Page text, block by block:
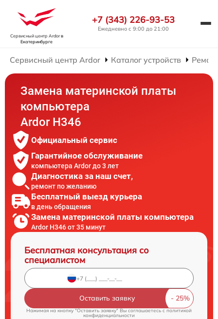
Сервисный центр Ardorв
Екатеринбурге
+7 (343) 226-93-53
Ежедневно с 9:00 до 21:00
Сервисный центр Ardor Каталог устройств
Замена материнской платы
компьютера
Ardor H346
Официальный сервис
Гарантийное обслуживание
компьютера Ardor до 3 лет
Диагностика за наш счет,
ремонт по желанию
Бесплатный выезд курьера
в день обращения
Замена материнской платы компьютера
Ardor H346 от 35 минут
Бесплатная консультация со
специалистом
Оставить заявку
Нажимая на кнопку "Оставить заявку" Вы соглашаетесь cполитикой
конфиденциальности